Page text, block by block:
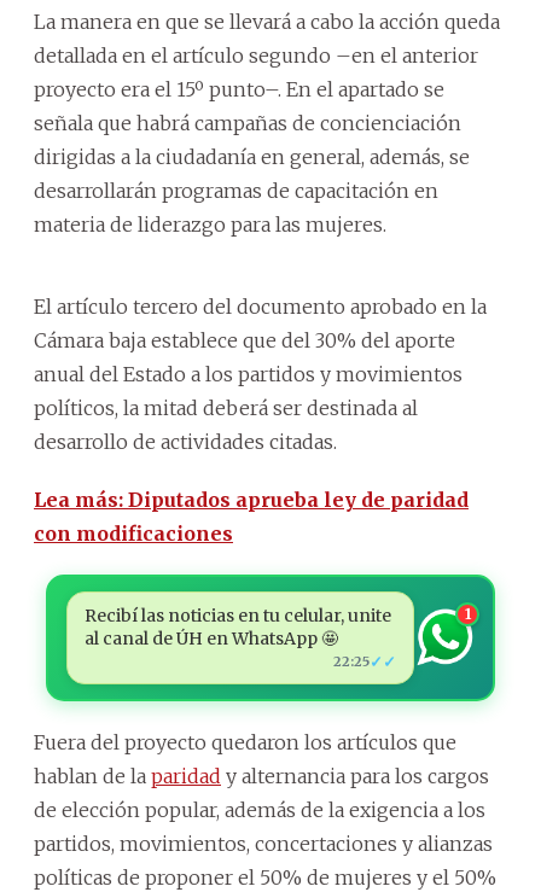
La manera en que se llevará a cabo la acción queda
detallada en el artículo segundo –en el anterior
proyecto era el 15º punto–. En el apartado se
señala que habrá campañas de concienciación
dirigidas a la ciudadanía en general, además, se
desarrollarán programas de capacitación en
materia de liderazgo para las mujeres.
El artículo tercero del documento aprobado en la
Cámara baja establece que del 30% del aporte
anual del Estado a los partidos y movimientos
políticos, la mitad deberá ser destinada al
desarrollo de actividades citadas.
Lea más: Diputados aprueba ley de paridad
con modificaciones
Recibí las noticias en tu celular, unite
al canal de ÚH en WhatsApp 🤩
22:25✓✓
1
Fuera del proyecto quedaron los artículos que
hablan de la paridad y alternancia para los cargos
de elección popular, además de la exigencia a los
partidos, movimientos, concertaciones y alianzas
políticas de proponer el 50% de mujeres y el 50%